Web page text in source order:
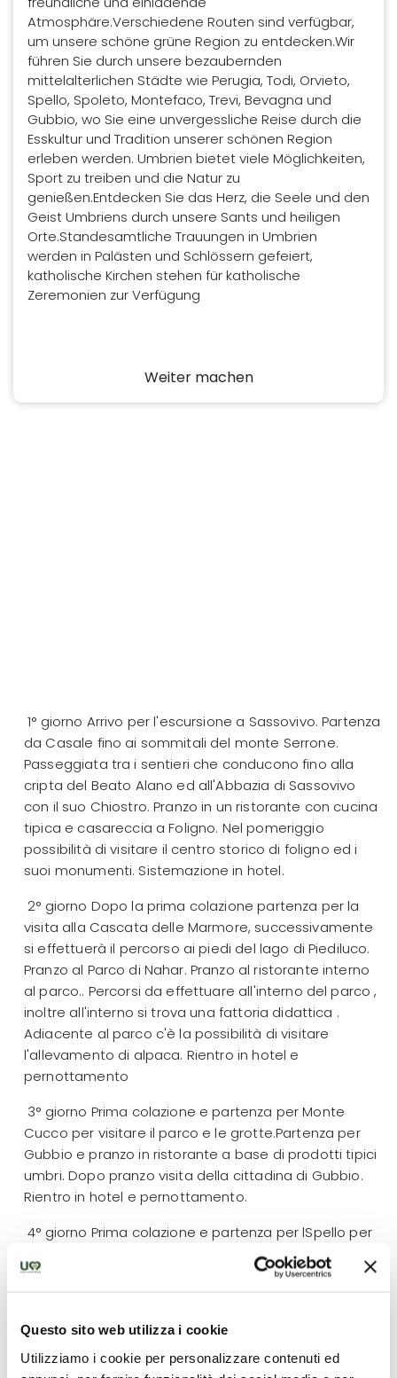
Questo sito web utilizza i cookie
Utilizziamo i cookie per personalizzare contenuti ed
1° giorno Arrivo per l'escursione a Sassovivo. Partenza
da Casale fino ai sommitali del monte Serrone.
Passeggiata tra i sentieri che conducono fino alla
cripta del Beato Alano ed all'Abbazia di Sassovivo
con il suo Chiostro. Pranzo in un ristorante con cucina
tipica e casareccia a Foligno. Nel pomeriggio
possibilità di visitare il centro storico di foligno ed i
suoi monumenti. Sistemazione in hotel.
2° giorno Dopo la prima colazione partenza per la
visita alla Cascata delle Marmore, successivamente
si effettuerà il percorso ai piedi del lago di Piediluco.
Pranzo al Parco di Nahar. Pranzo al ristorante interno
al parco.. Percorsi da effettuare all'interno del parco ,
inoltre all'interno si trova una fattoria didattica .
Adiacente al parco c'è la possibilità di visitare
l'allevamento di alpaca. Rientro in hotel e
pernottamento
3° giorno Prima colazione e partenza per Monte
Cucco per visitare il parco e le grotte.Partenza per
Gubbio e pranzo in ristorante a base di prodotti tipici
umbri. Dopo pranzo visita della cittadina di Gubbio.
Rientro in hotel e pernottamento.
4° giorno Prima colazione e partenza per lSpello per
l'escursione lungo l' acquedotto romano . Questo
meraviglioso percorso attraversa un paesaggio di
tipici della macchia mediterranea e quasi sempre
lungo la meravigliosa opera archeologica
Atmosphäre.Verschiedene Routen sind verfügbar,
um unsere schöne grüne Region zu entdecken.Wir
führen Sie durch unsere bezaubernden
mittelalterlichen Städte wie Perugia, Todi, Orvieto,
Spello, Spoleto, Montefaco, Trevi, Bevagna und
Gubbio, wo Sie eine unvergessliche Reise durch die
Esskultur und Tradition unserer schönen Region
erleben werden. Umbrien bietet viele Möglichkeiten,
Sport zu treiben und die Natur zu
genießen.Entdecken Sie das Herz, die Seele und den
Geist Umbriens durch unsere Sants und heiligen
Orte.Standesamtliche Trauungen in Umbrien
werden in Palästen und Schlössern gefeiert,
katholische Kirchen stehen für katholische
Zeremonien zur Verfügung
Weiter machen